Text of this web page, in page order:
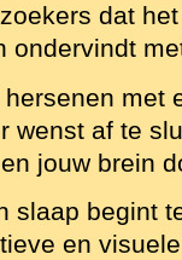
dat
ondervindt
met
wenst af te
jouw brein
slaap begint
en